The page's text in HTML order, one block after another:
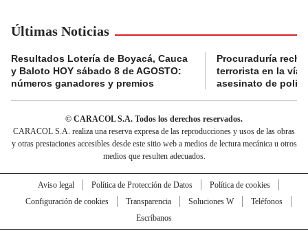
Últimas Noticias
Resultados Lotería de Boyacá, Cauca
y Baloto HOY sábado 8 de AGOSTO:
números ganadores y premios
Procuraduría
terrorista en la vía
asesinato de
© CARACOL S.A. Todos los derechos reservados.
CARACOL S.A. realiza una reserva expresa de las reproducciones y usos de las obras
y otras prestaciones accesibles desde este sitio web a medios de lectura mecánica u otros
medios que resulten adecuados.
Aviso legal Política de Protección de Datos
Política de cookies
Configuración de cookies
Transparencia Soluciones W
Teléfonos
Escríbanos